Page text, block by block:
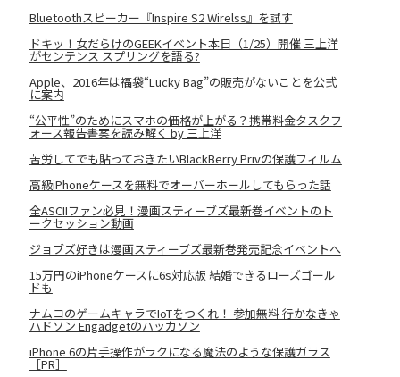
Bluetoothスピーカー『Inspire S2 Wirelss』を試す
ドキッ！女だらけのGEEKイベント本日（1/25）開催 三上洋
がセンテンス スプリングを語る?
Apple、2016年は福袋“Lucky Bag”の販売がないことを公式
に案内
“公平性”のためにスマホの価格が上がる？携帯料金タスクフ
ォース報告書案を読み解く by 三上洋
苦労してでも貼っておきたいBlackBerry Privの保護フィルム
高級iPhoneケースを無料でオーバーホールしてもらった話
全ASCIIファン必見！漫画スティーブズ最新巻イベントのト
ークセッション動画
ジョブズ好きは漫画スティーブズ最新巻発売記念イベントへ
15万円のiPhoneケースに6s対応版 結婚できるローズゴール
ドも
ナムコのゲームキャラでIoTをつくれ！ 参加無料 行かなきゃ
ハドソン Engadgetのハッカソン
iPhone 6の片手操作がラクになる魔法のような保護ガラス
［PR］